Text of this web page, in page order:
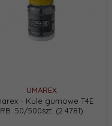
UMAREX
- Kule gumowe T4E
RB .50/500szt. (2.4781)